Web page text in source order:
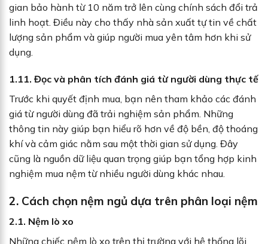
gian bảo hành từ 10 năm trở lên cùng chính sách đổi trả
linh hoạt. Điều này cho thấy nhà sản xuất tự tin về chất
lượng sản phẩm và giúp người mua yên tâm hơn khi sử
dụng.
1.11. Đọc và phân tích đánh giá từ người dùng thực tế
Trước khi quyết định mua, bạn nên tham khảo các đánh
giá từ người dùng đã trải nghiệm sản phẩm. Những
thông tin này giúp bạn hiểu rõ hơn về độ bền, độ thoáng
khí và cảm giác nằm sau một thời gian sử dụng. Đây
cũng là nguồn dữ liệu quan trọng giúp bạn tổng hợp kinh
nghiệm mua nệm từ nhiều người dùng khác nhau.
2. Cách chọn nệm ngủ dựa trên phân loại nệm
2.1. Nệm lò xo
Những chiếc nệm lò xo trên thị trường với hệ thống lõi